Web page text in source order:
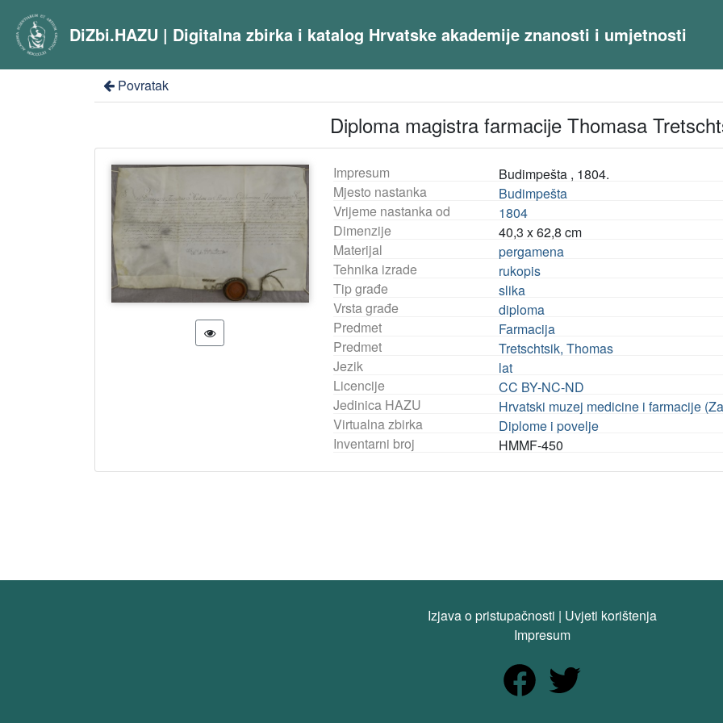
DiZbi.HAZU | Digitalna zbirka i katalog Hrvatske akademije znanosti i umjetnosti
Povratak
Diploma magistra farmacije Thomasa
Impresum
Budimpešta , 1804.
Mjesto nastanka
Budimpešta
Vrijeme nastanka od
1804
Dimenzije
40,3 x 62,8 cm
Materijal
pergamena
Tehnika izrade
rukopis
Tip građe
slika
Vrsta građe
diploma
Predmet
Farmacija
Predmet
Tretschtsik, Thomas
Jezik
lat
Licencije
CC BY-NC-ND
Jedinica HAZU
Hrvatski muzej medicine i farmacije
Virtualna zbirka
Diplome i povelje
Inventarni broj
HMMF-450
Izjava o pristupačnosti | Uvjeti korištenja
Impresum